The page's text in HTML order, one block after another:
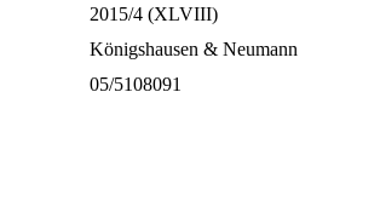
2015/4 (XLVIII)
Königshausen & Neumann
05/5108091